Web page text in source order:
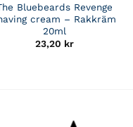
Bluebeards Revenge
cream – Rakkräm
20ml
23,20 kr